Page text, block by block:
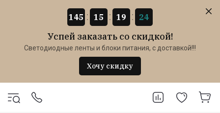
145 15 19 24
Успей заказать со скидкой!
Светодиодные ленты и блоки питания, с доставкой!!!
Хочу скидку